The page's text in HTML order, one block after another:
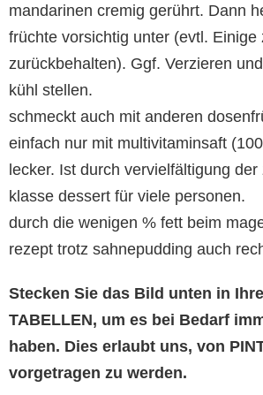
mandarinen cremig gerührt. Dann
früchte vorsichtig unter (evtl. Einige
zurückbehalten). Ggf. Verzieren
kühl stellen.
schmeckt auch mit anderen
einfach nur mit multivitaminsaft
lecker. Ist durch vervielfältigung der
klasse dessert für viele personen.
durch die wenigen % fett beim
rezept trotz sahnepudding auch
Stecken Sie das Bild unten in
TABELLEN, um es bei Bedarf
haben. Dies erlaubt uns, von
vorgetragen zu werden.